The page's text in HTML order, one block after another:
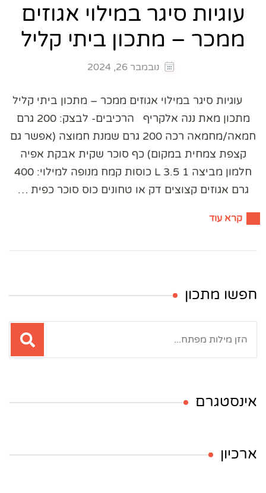
עוגיות סיגר במילוי אגוזים
ממכר – מתכון ביתי קליל
נובמבר 26, 2024
עוגיות סיגר במילוי אגוזים ממכר – מתכון ביתי קליל
מתכון מאת ננה אלקריף הרכיבים- לבצק: 200 גרם
חמאה/מחמאה רכה 200 גרם שמנת חמוצה (אפשר גם
קצפת צמחית במקום) כף סוכר שקית אבקת אפיה
חלמון מביצה 1 L 3.5 כוסות קמח מנופה למילוי: 400
גרם אגוזים קצוצים דק או טחונים כוס סוכר כפית …
קרא עוד
חפשו מתכון
אינסטגרם
ארכיון